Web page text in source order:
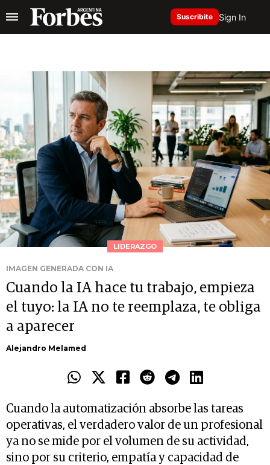
Suscribite Sign In
LIDERAZGO
IMAGEN GENERADA CON IA
Cuando la IA hace tu trabajo, empieza
el tuyo: la IA no te reemplaza, te obliga
a aparecer
Alejandro Melamed
Cuando la automatización absorbe las tareas
operativas, el verdadero valor de un profesional
ya no se mide por el volumen de su actividad,
sino por su criterio, empatía y capacidad de